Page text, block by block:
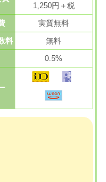
1,250円＋税
実質無料
料
無料
0.5%